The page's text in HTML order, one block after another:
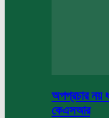
অপপ্রচার নয়
কেএসআর